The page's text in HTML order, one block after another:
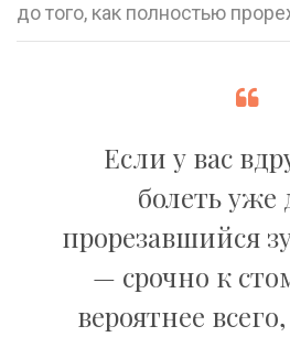
до того, как полностью
Если у вас
болеть уже
прорезавшийся
— срочно к
вероятнее